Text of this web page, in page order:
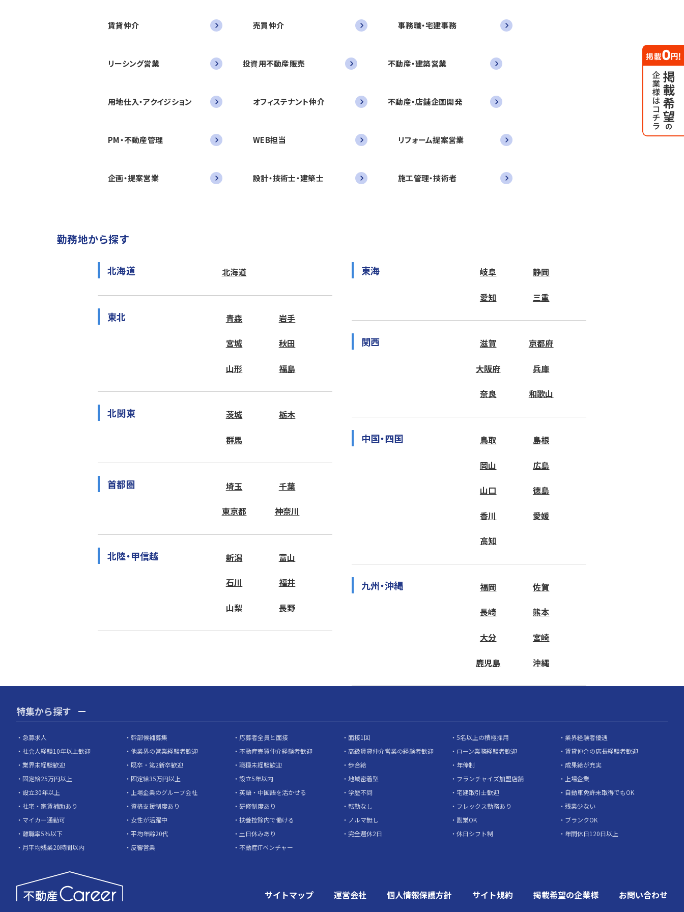
賃貸仲介 売買仲介 事務職・宅建事務
リーシング営業 投資用不動産販売 不動産・建築営業
用地仕入・アクイジション オフィステナント仲介 不動産・店舗企画開発
PM・不動産管理 WEB担当 リフォーム提案営業
企画・提案営業 設計・技術士・建築士 施工管理・技術者
勤務地から探す
北海道 北海道
東北 青森 岩手
宮城 秋田
山形 福島
北関東 茨城 栃木
群馬
首都圏 埼玉 千葉
東京都 神奈川
北陸・甲信越 新潟 富山
石川 福井
山梨 長野
東海 岐阜 静岡
愛知 三重
関西 滋賀 京都府
大阪府 兵庫
奈良 和歌山
中国・四国 鳥取 島根
岡山 広島
山口 徳島
香川 愛媛
高知
九州・沖縄 福岡 佐賀
長崎 熊本
大分 宮崎
鹿児島 沖縄
特集から探す
急募求人 幹部候補募集 応募者全員と面接 面接1回 5名以上の積極採用
業界経験者優遇
社会人経験10年以上歓迎
他業界の営業経験者歓迎 不動産売買仲介経験者歓迎 高級賃貸仲介営業の経験者歓迎 ローン業務経験者歓迎
賃貸仲介の店長経験者歓迎
業界未経験歓迎
既卒・第2新卒歓迎 職種未経験歓迎 歩合給 年俸制
成果給が充実
固定給25万円以上
固定給35万円以上 設立5年以内 地域密着型 フランチャイズ加盟店舗
上場企業
設立30年以上
上場企業のグループ会社 英語・中国語を活かせる 学歴不問 宅建取引士歓迎
自動車免許未取得でもOK
社宅・家賃補助あり
資格支援制度あり 研修制度あり 転勤なし フレックス勤務あり
残業少ない
マイカー通勤可
女性が活躍中 扶養控除内で働ける ノルマ無し 副業OK
ブランクOK
離職率5％以下
平均年齢20代 土日休みあり 完全週休2日 休日シフト制
年間休日120日以上
月平均残業20時間以内
反響営業 不動産ITベンチャー
サイトマップ 運営会社 個人情報保護方針 サイト規約 掲載希望の企業様 お問い合わせ